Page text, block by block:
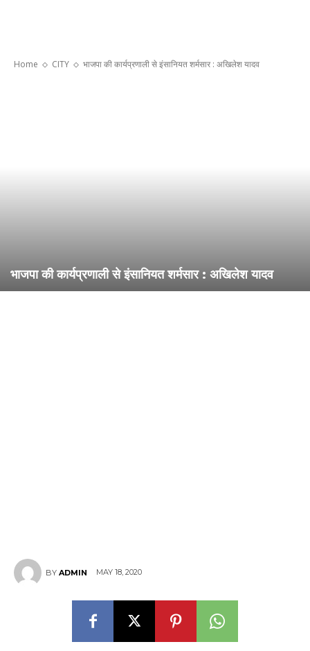
Home CITY भाजपा की कार्यप्रणाली से इंसानियत शर्मसार : अखिलेश यादव
भाजपा की कार्यप्रणाली से इंसानियत शर्मसार : अखिलेश यादव
BY ADMIN MAY 18, 2020